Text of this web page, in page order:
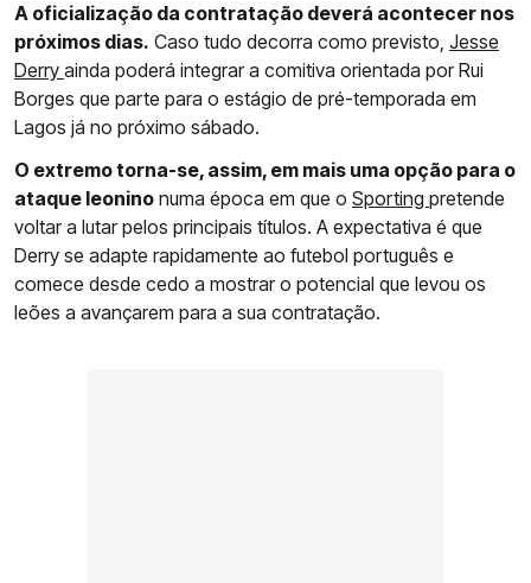
A oficialização da contratação deverá acontecer nos
próximos dias. Caso tudo decorra como previsto, Jesse
Derry ainda poderá integrar a comitiva orientada por Rui
Borges que parte para o estágio de pré-temporada em
Lagos já no próximo sábado.
O extremo torna-se, assim, em mais uma opção para o
ataque leonino numa época em que o Sporting pretende
voltar a lutar pelos principais títulos. A expectativa é que
Derry se adapte rapidamente ao futebol português e
comece desde cedo a mostrar o potencial que levou os
leões a avançarem para a sua contratação.